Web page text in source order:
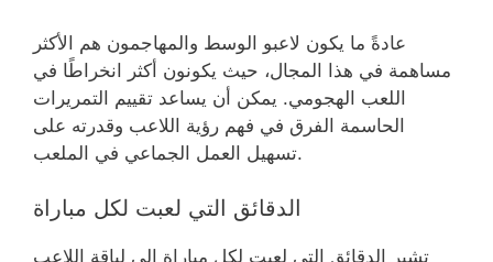
عادةً ما يكون لاعبو الوسط والمهاجمون هم الأكثر
مساهمة في هذا المجال، حيث يكونون أكثر انخراطًا في
اللعب الهجومي. يمكن أن يساعد تقييم التمريرات
الحاسمة الفرق في فهم رؤية اللاعب وقدرته على
تسهيل العمل الجماعي في الملعب.
الدقائق التي لعبت لكل مباراة
تشير الدقائق التي لعبت لكل مباراة إلى لياقة اللاعب